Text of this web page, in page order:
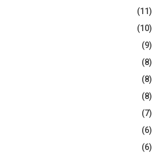
(11)
(10)
(9)
(8)
(8)
(8)
(7)
(6)
(6)